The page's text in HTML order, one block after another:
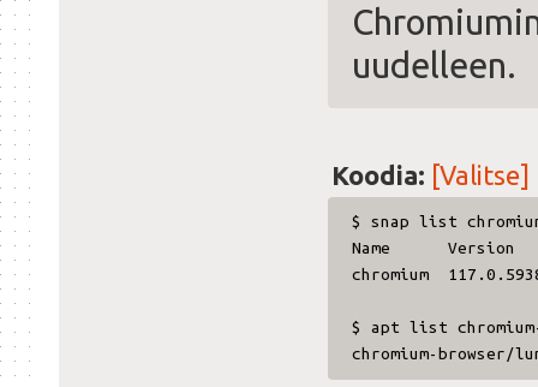
uudelleen.
Koodia: [Valitse]
$ snap list
Name
chromium
$ apt list
chromium-browser/